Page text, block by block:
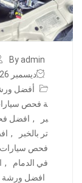
By admin
ديسمبر 26, 2020
أفضل
ة فحص
بر
, افضل
تر بالخبر
,
فحص سيارات
في الدمام
,
افضل ورشة